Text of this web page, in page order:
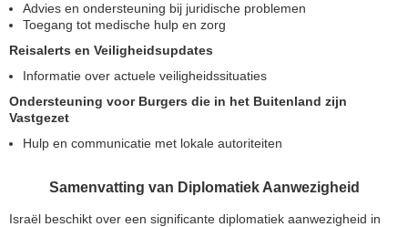
Advies en ondersteuning bij juridische problemen
Toegang tot medische hulp en zorg
Reisalerts en Veiligheidsupdates
Informatie over actuele veiligheidssituaties
Ondersteuning voor Burgers die in het Buitenland zijn
Vastgezet
Hulp en communicatie met lokale autoriteiten
Samenvatting van Diplomatiek Aanwezigheid
Israël beschikt over een significante diplomatiek aanwezigheid in